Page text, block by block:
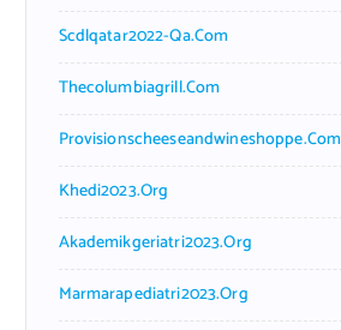
Scdlqatar2022-Qa.com
Thecolumbiagrill.com
Provisionscheeseandwineshoppe.com
Khedi2023.org
Akademikgeriatri2023.org
Marmarapediatri2023.org